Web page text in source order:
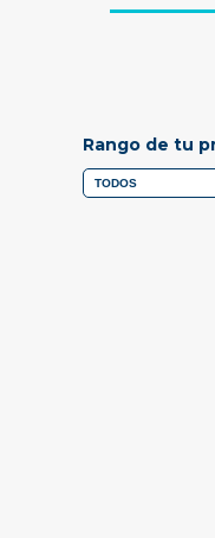
Rango de tu